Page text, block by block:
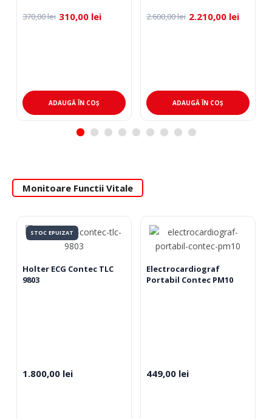
370,00lei 310,00 lei
ADAUGĂ ÎN COȘ
2.600,00lei 2.210,00 lei
ADAUGĂ ÎN COȘ
Monitoare Functii Vitale
STOC EPUIZAT
Holter ECG Contec TLC
9803
1.800,00 lei
Electrocardiograf
Portabil Contec PM10
449,00 lei